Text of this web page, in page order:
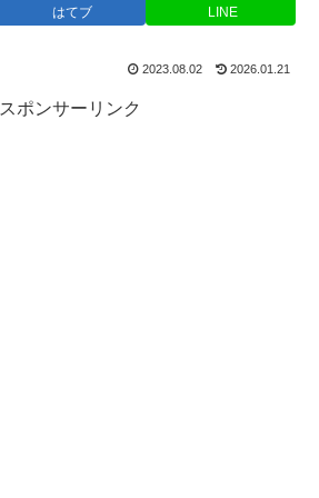
はてブ LINE
2023.08.02 2026.01.21
スポンサーリンク